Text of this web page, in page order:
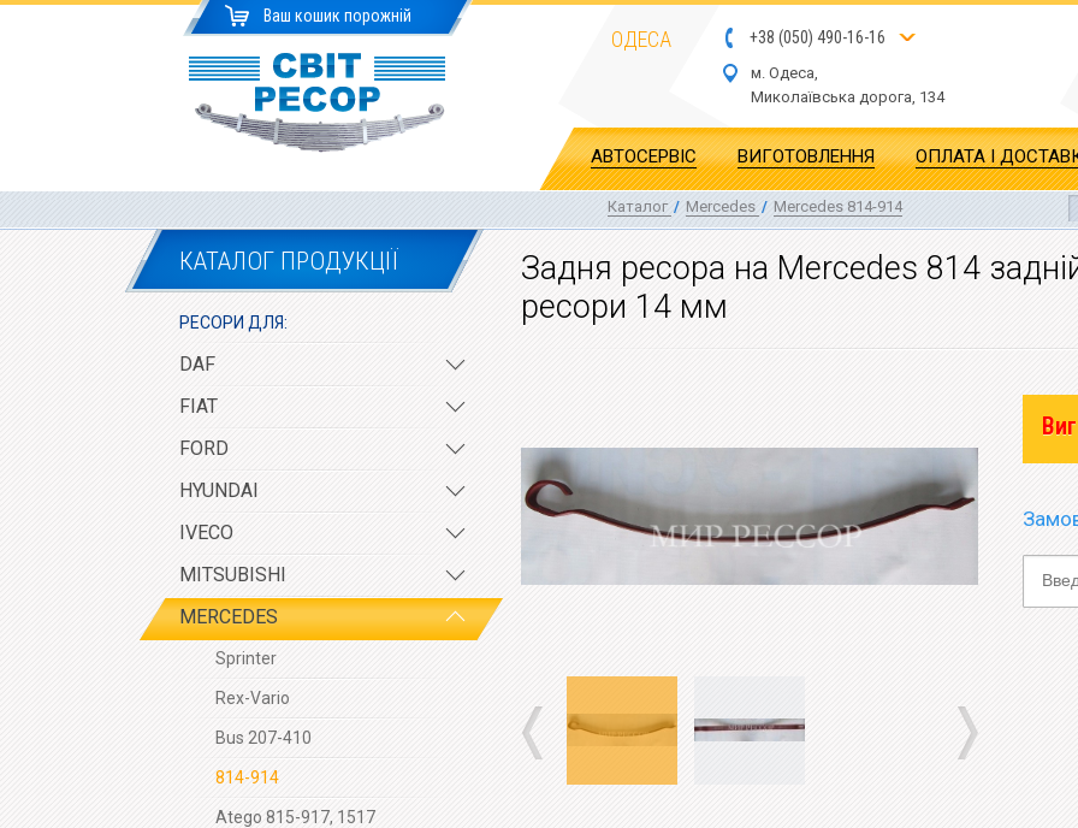
Ваш кошик порожній
ОДЕСА +38 (050) 490-16-16
м. Одеса,
Миколаївська дорога, 134
АВТОСЕРВІС ВИГОТОВЛЕННЯ ОПЛАТА І
КАТАЛОГ ПРОДУКЦІЇ
РЕСОРИ ДЛЯ:
DAF
FIAT
FORD
HYUNDAI
IVECO
MITSUBISHI
MERCEDES
Sprinter
Rex-Vario
Bus 207-410
814-914
Atego 815-917, 1517
Каталог / Mercedes / Mercedes 814-914
Задня ресора на Mercedes 814
ресори 14 мм